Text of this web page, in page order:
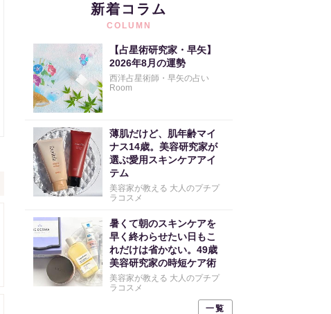
新着コラム
COLUMN
【占星術研究家・早矢】
2026年8月の運勢
西洋占星術師・早矢の占い
Room
薄肌だけど、肌年齢マイ
ナス14歳。美容研究家が
選ぶ愛用スキンケアアイ
テム
美容家が教える 大人のプチプ
ラコスメ
暑くて朝のスキンケアを
早く終わらせたい日もこ
れだけは省かない。49歳
美容研究家の時短ケア術
美容家が教える 大人のプチプ
ラコスメ
一覧